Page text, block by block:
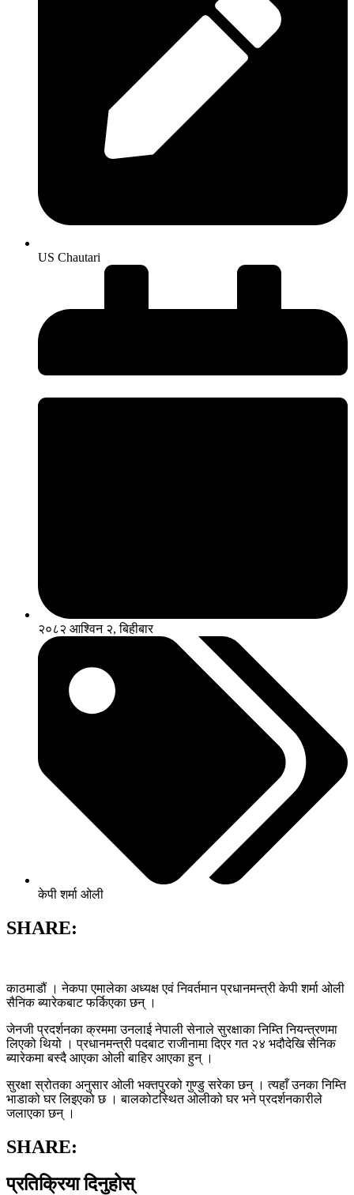
US Chautari
२०८२ आश्विन २, बिहीबार
केपी शर्मा ओली
SHARE:
काठमाडौं । नेकपा एमालेका अध्यक्ष एवं निवर्तमान प्रधानमन्त्री केपी शर्मा ओली
सैनिक ब्यारेकबाट फर्किएका छन् ।
जेनजी प्रदर्शनका क्रममा उनलाई नेपाली सेनाले सुरक्षाका निम्ति नियन्त्रणमा
लिएको थियो । प्रधानमन्त्री पदबाट राजीनामा दिएर गत २४ भदौदेखि सैनिक
ब्यारेकमा बस्दै आएका ओली बाहिर आएका हुन् ।
सुरक्षा स्रोतका अनुसार ओली भक्तपुरको गुण्डु सरेका छन् । त्यहाँ उनका निम्ति
भाडाको घर लिइएको छ । बालकोटस्थित ओलीको घर भने प्रदर्शनकारीले
जलाएका छन् ।
SHARE:
प्रतिक्रिया दिनुहोस्